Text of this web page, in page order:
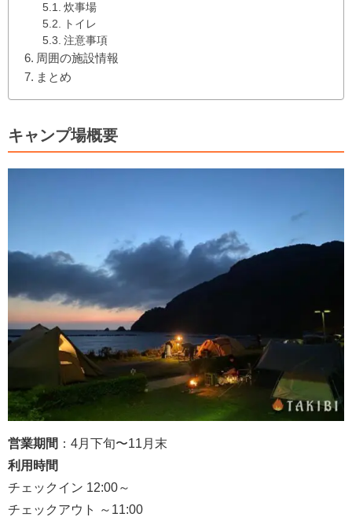
炊事場
トイレ
注意事項
周囲の施設情報
まとめ
キャンプ場概要
営業期間 ：4月下旬〜11月末
利用時間
チェックイン 12:00～
チェックアウト ～11:00